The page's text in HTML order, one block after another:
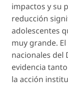
impactos y su
reducción
adolescentes
muy grande.
nacionales del
evidencia
la acción